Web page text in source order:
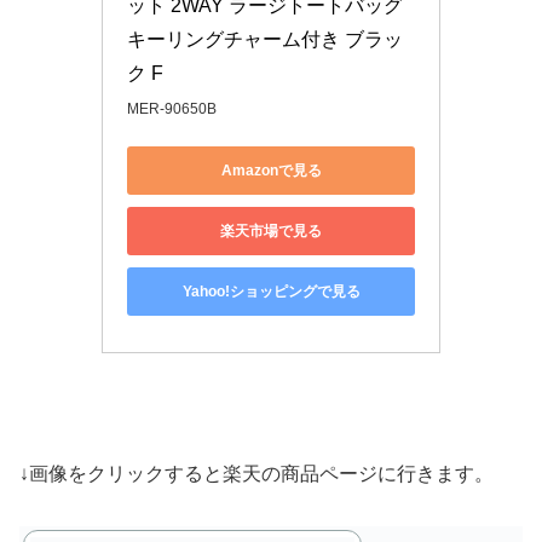
ット 2WAY ラージトートバッグ
キーリングチャーム付き ブラッ
ク F
MER-90650B
Amazonで見る
楽天市場で見る
Yahoo!ショッピングで見る
↓画像をクリックすると楽天の商品ページに行きます。